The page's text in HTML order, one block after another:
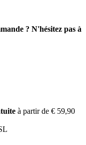
? N'hésitez pas à
à partir de € 59,90